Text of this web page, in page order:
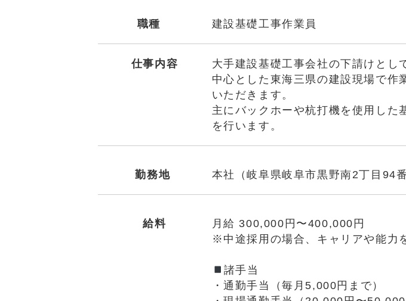
職種 建設基礎工事作業員
仕事内容
大手建設基礎工事会社の下請けとし
中心とした東海三県の建設現場で作
いただきます。
主にバックホーや杭打機を使用した
を行います。
勤務地 本社（岐阜県岐阜市黒野南2丁目94番
給料
月給 300,000円〜400,000円
※中途採用の場合、キャリアや能力
諸手当
・通勤手当（毎月5,000円まで）